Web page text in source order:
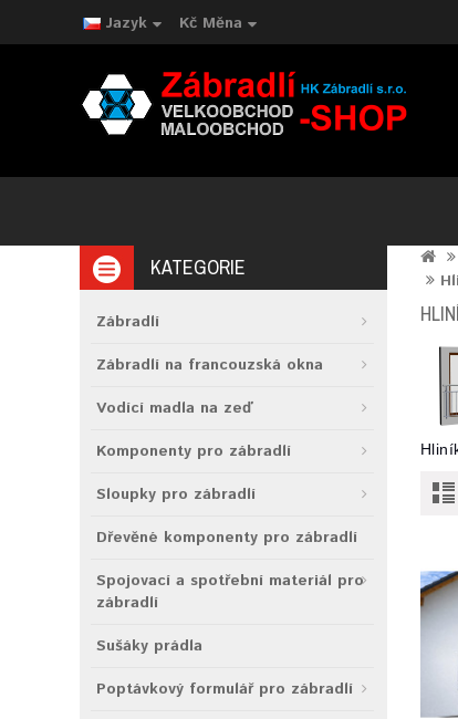
Jazyk Kč Měna
KATEGORIE
Zábradlí
Zábradlí na francouzská okna
Vodící madla na zeď
Komponenty pro zábradlí
Sloupky pro zábradlí
Dřevěné komponenty pro zábradlí
Spojovací a spotřební materiál pro
zábradlí
Sušáky prádla
Poptávkový formulář pro zábradlí